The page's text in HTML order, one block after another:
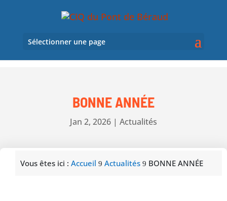
Sélectionner une page
BONNE ANNÉE
Jan 2, 2026| Actualités
Vous êtes ici : Accueil 9 Actualités 9 BONNE ANNÉE